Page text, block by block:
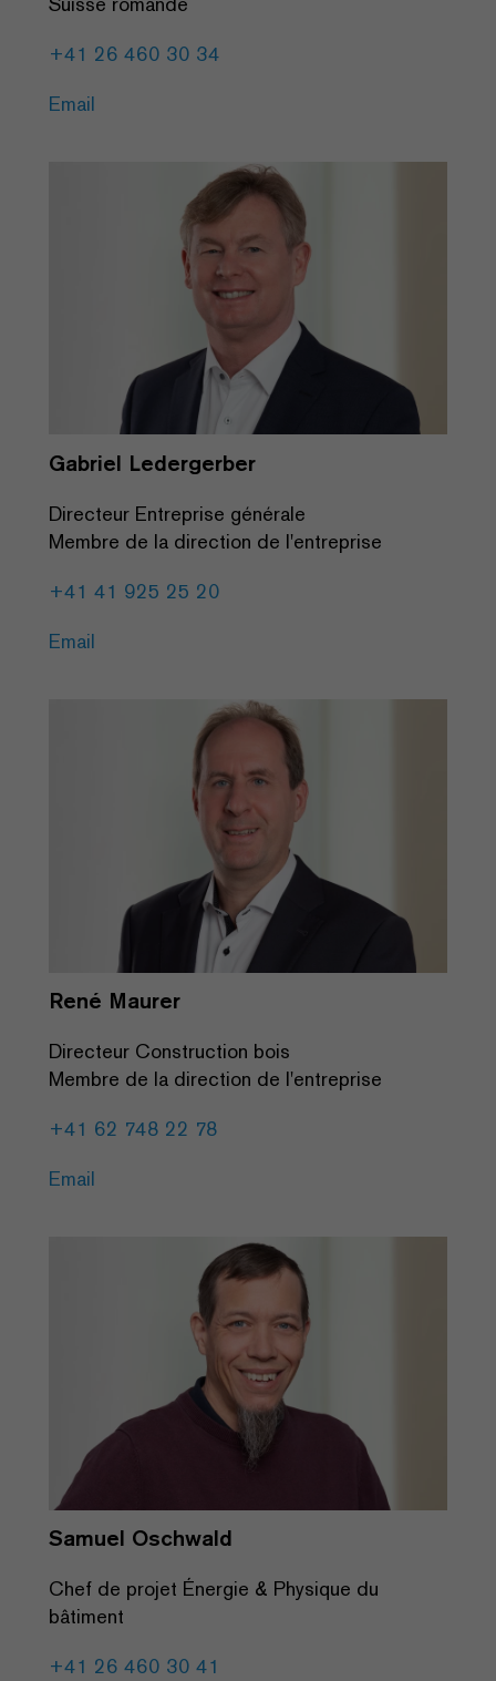
+41 26 460 30 34
Email
Gabriel Ledergerber
Directeur Entreprise générale
Membre de la direction de l'entreprise
+41 41 925 25 20
Email
René Maurer
Directeur Construction bois
Membre de la direction de l'entreprise
+41 62 748 22 78
Email
Samuel Oschwald
Chef de projet Énergie & Physique du
bâtiment
+41 26 460 30 41